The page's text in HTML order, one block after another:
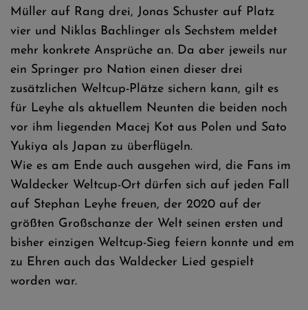
Müller auf Rang drei, Jonas Schuster auf Platz
vier und Niklas Bachlinger als Sechstem meldet
mehr konkrete Ansprüche an. Da aber jeweils nur
ein Springer pro Nation einen dieser drei
zusätzlichen Weltcup-Plätze sichern kann, gilt es
für Leyhe als aktuellem Neunten die beiden noch
vor ihm liegenden Macej Kot aus Polen und Sato
Yukiya als Japan zu überflügeln.
Wie es am Ende auch ausgehen wird, die Fans im
Waldecker Weltcup-Ort dürfen sich auf jeden Fall
auf Stephan Leyhe freuen, der 2020 auf der
größten Großschanze der Welt seinen ersten und
bisher einzigen Weltcup-Sieg feiern konnte und em
zu Ehren auch das Waldecker Lied gespielt
worden war.